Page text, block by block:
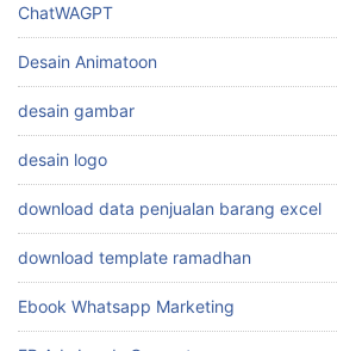
ChatWAGPT
Desain Animatoon
desain gambar
desain logo
download data penjualan barang excel
download template ramadhan
Ebook Whatsapp Marketing